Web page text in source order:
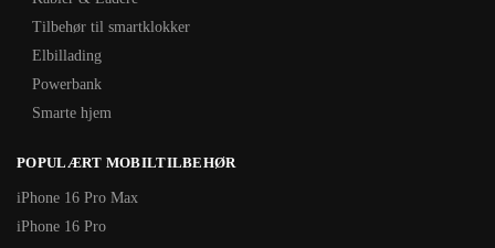
Tilbehør til smartklokker
Elbillading
Powerbank
Smarte hjem
POPULÆRT MOBILTILBEHØR
iPhone 16 Pro Max
iPhone 16 Pro